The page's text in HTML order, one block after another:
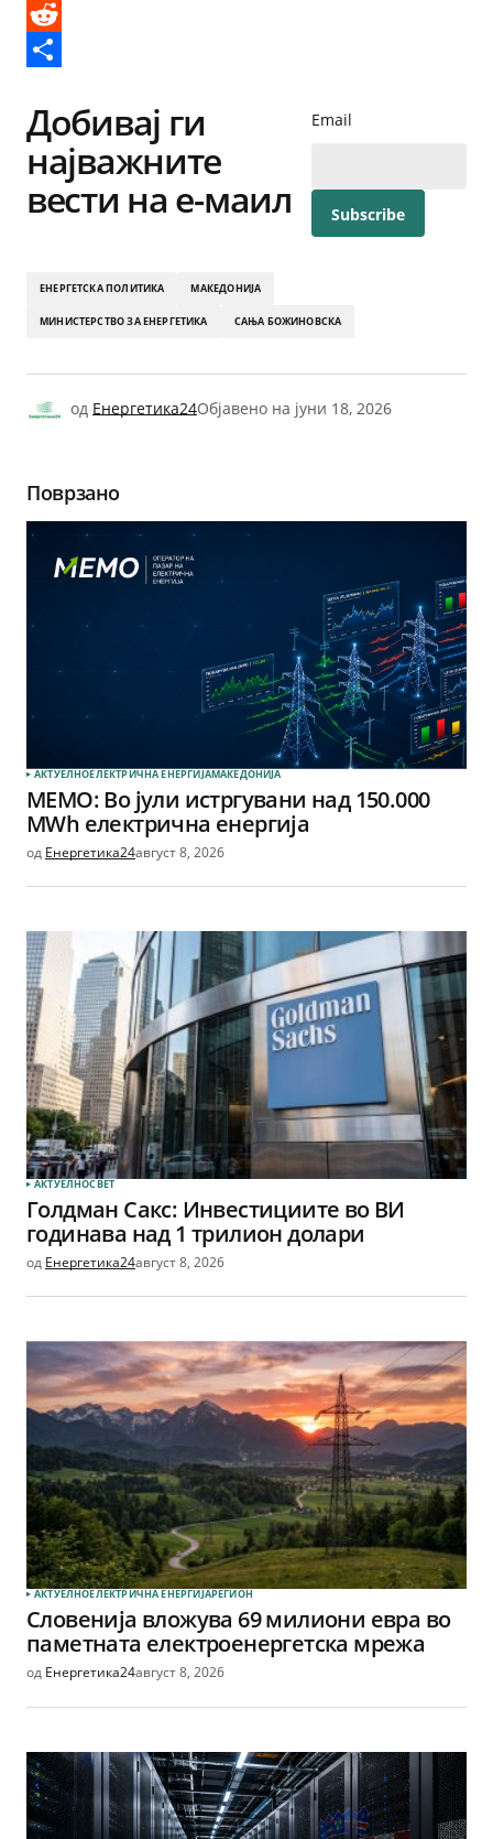
Messenger
Reddit
Добивај ги
најважните
вести на е-маил
Email
ЕНЕРГЕТСКА ПОЛИТИКА МАКЕДОНИЈА
МИНИСТЕРСТВО ЗА ЕНЕРГЕТИКА САЊА БОЖИНОВСКА
од Енергетика24Објавено на јуни 18, 2026
Поврзано
АКТУЕЛНОЕЛЕКТРИЧНА ЕНЕРГИЈАМАКЕДОНИЈА
МЕМО: Во јули истргувани над 150.000
MWh електрична енергија
од Енергетика24август 8, 2026
АКТУЕЛНОСВЕТ
Голдман Сакс: Инвестициите во ВИ
годинава над 1 трилион долари
од Енергетика24август 8, 2026
АКТУЕЛНОЕЛЕКТРИЧНА ЕНЕРГИЈАРЕГИОН
Словенија вложува 69 милиони евра во
паметната електроенергетска мрежа
од Енергетика24август 8, 2026